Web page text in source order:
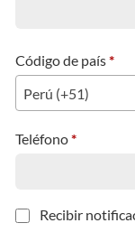
Código de país*
Perú (+51)
Teléfono*
Recibir